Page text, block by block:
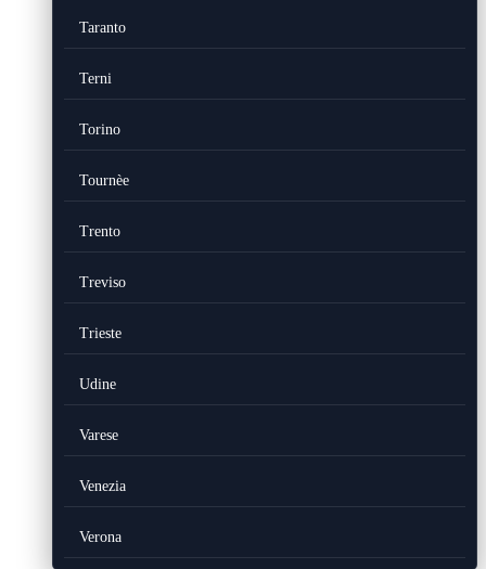
Taranto
Terni
Torino
Tournèe
Trento
Treviso
Trieste
Udine
Varese
Venezia
Verona